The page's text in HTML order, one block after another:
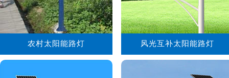
农村太阳能路灯 风光互补太阳能路灯